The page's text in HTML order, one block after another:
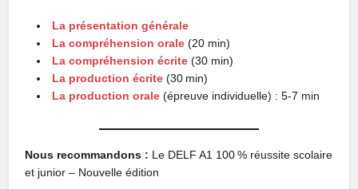
La présentation générale
La compréhension orale (20 min)
La compréhension écrite(30 min)
La production écrite (30 min)
La production orale (épreuve individuelle) : 5-7 min
Nous recommandons : Le DELF A1 100 % réussite scolaire
et junior – Nouvelle édition